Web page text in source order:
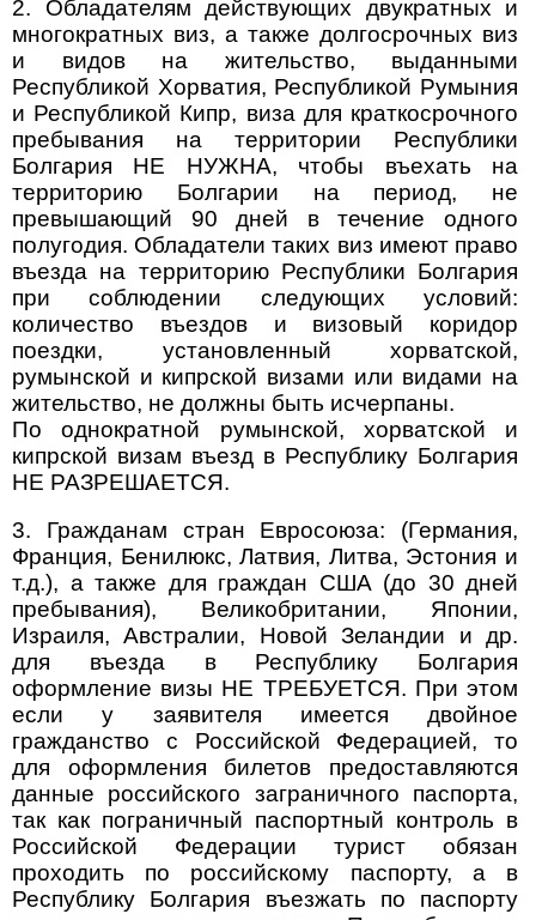
2. Обладателям действующих двукратных и
многократных виз, а также долгосрочных виз
и видов на жительство, выданными
Республикой Хорватия, Республикой Румыния
и Республикой Кипр, виза для краткосрочного
пребывания на территории Республики
Болгария НЕ НУЖНА, чтобы въехать на
территорию Болгарии на период, не
превышающий 90 дней в течение одного
полугодия. Обладатели таких виз имеют право
въезда на территорию Республики Болгария
при соблюдении следующих условий:
количество въездов и визовый коридор
поездки, установленный хорватской,
румынской и кипрской визами или видами на
жительство, не должны быть исчерпаны.
По однократной румынской, хорватской и
кипрской визам въезд в Республику Болгария
НЕ РАЗРЕШАЕТСЯ.
3. Гражданам стран Евросоюза: (Германия,
Франция, Бенилюкс, Латвия, Литва, Эстония и
т.д.), а также для граждан США (до 30 дней
пребывания), Великобритании, Японии,
Израиля, Австралии, Новой Зеландии и др.
для въезда в Республику Болгария
оформление визы НЕ ТРЕБУЕТСЯ. При этом
если у заявителя имеется двойное
гражданство с Российской Федерацией, то
для оформления билетов предоставляются
данные российского заграничного паспорта,
так как пограничный паспортный контроль в
Российской Федерации турист обязан
проходить по российскому паспорту, а в
Республику Болгария въезжать по паспорту